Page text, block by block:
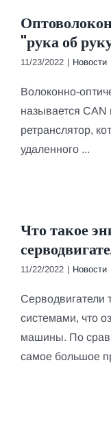
"рука об
11/23/2022 | Новости
Волоконно-
называется CAN
ретранслятор,
удаленного ...
Что такое
11/22/2022 | Новости
системами, что
машины. По
самое большое